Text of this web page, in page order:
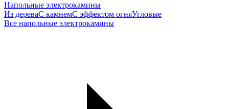
Напольные электрокамины
Из дереваС камнемС эффектом огняУгловые
Все напольные электрокамины